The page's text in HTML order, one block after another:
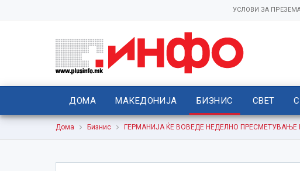
УСЛОВИ ЗА
ДОМА МАКЕДОНИЈА БИЗНИС СВЕТ
Дома Бизнис ГЕРМАНИЈА ЌЕ ВОВЕДЕ НЕДЕЛНО ПРЕСМЕТУВАЊЕ